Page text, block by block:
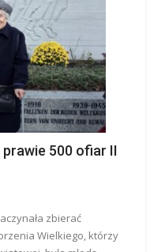
prawie 500 ofiar II
zbierać
Wielkiego, którzy